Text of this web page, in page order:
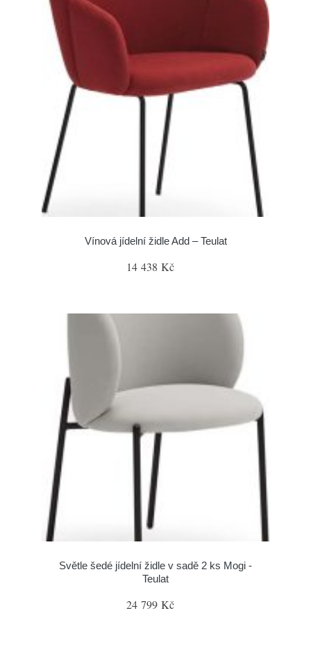
Vínová jídelní židle Add – Teulat
14 438 Kč
Světle šedé jídelní židle v sadě 2 ks Mogi -
Teulat
24 799 Kč